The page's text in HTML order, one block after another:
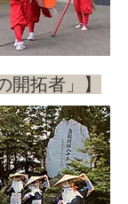
開拓者」】